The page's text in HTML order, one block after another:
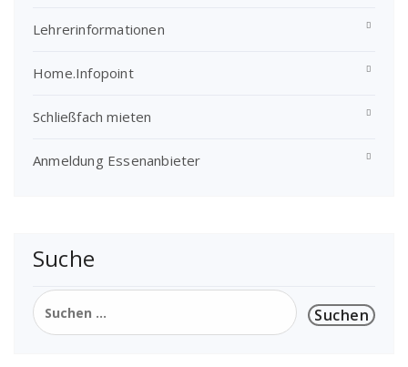
Lehrerinformationen
Home.Infopoint
Schließfach mieten
Anmeldung Essenanbieter
Suche
Suchen
nach: